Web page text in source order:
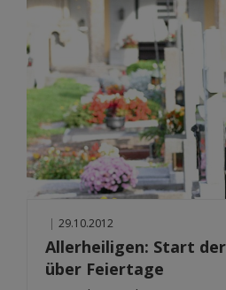
| 29.10.2012
Allerheiligen: Start
über Feiertage